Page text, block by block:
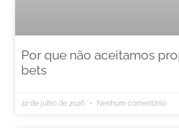
Por que não aceitamos
bets
22 de julho de 2026 Nenhum comentário